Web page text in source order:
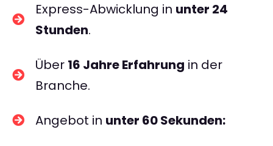
Express-Abwicklung in unter 24
Stunden.
Über 16 Jahre Erfahrung in der
Branche.
Angebot in unter 60 Sekunden: